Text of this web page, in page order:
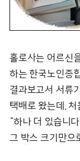
홀로사는 어르신
하는 한국노인종
결과보고서 서류
택배로 왔는데,
“하나 더 있습니
그 박스 크기만으